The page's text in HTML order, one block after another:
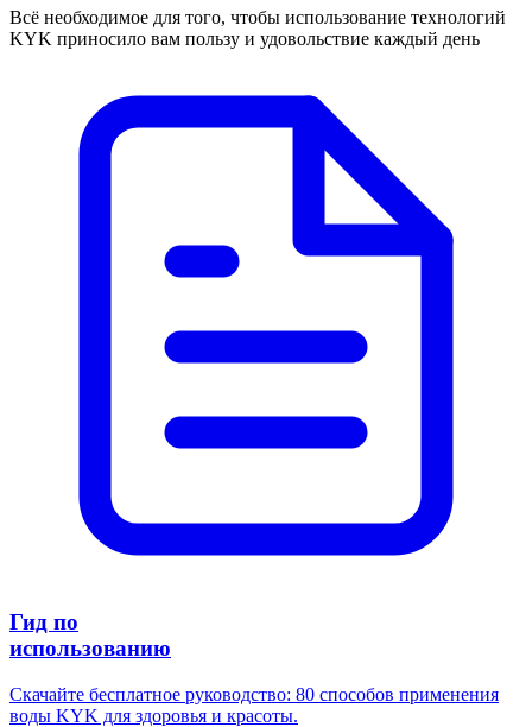
Всё необходимое для того, чтобы использование технологий
KYK приносило вам пользу и удовольствие каждый день
Гид по
использованию
Скачайте бесплатное руководство: 80 способов применения
воды KYK для здоровья и красоты.